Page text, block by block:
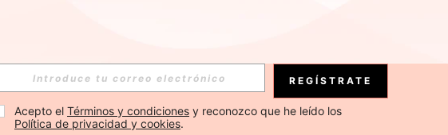
RECIBIR OFERTAS EXCLUSIVAS, PROMOCIONES Y NOTICIAS DE SHEIN
REGÍSTRATE
Acepto el Términos y condiciones y reconozco que he leído los
Política de privacidad y cookies.